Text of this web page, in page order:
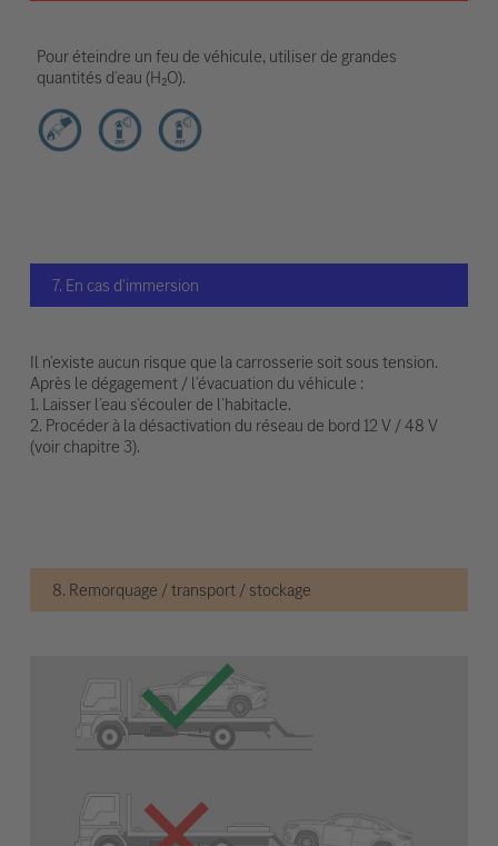
Pour éteindre un feu de véhicule, utiliser de grandes
quantités d’eau (H₂O).
7. En cas d'immersion
Il n’existe aucun risque que la carrosserie soit sous tension.
Après le dégagement / l’évacuation du véhicule :
1. Laisser l’eau s’écouler de l’habitacle.
2. Procéder à la désactivation du réseau de bord 12 V / 48 V
(voir chapitre 3).
8. Remorquage / transport / stockage